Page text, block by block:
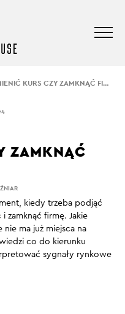
ZMIENIĆ KURS CZY ZAMKNĄĆ FIRMĘ?
ZAMKNĄĆ
kiedy trzeba podjąć
zamknąć firmę. Jakie
nie ma już miejsca na
co do kierunku
sygnały rynkowe